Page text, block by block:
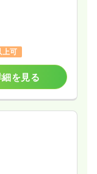
上可
細を見る